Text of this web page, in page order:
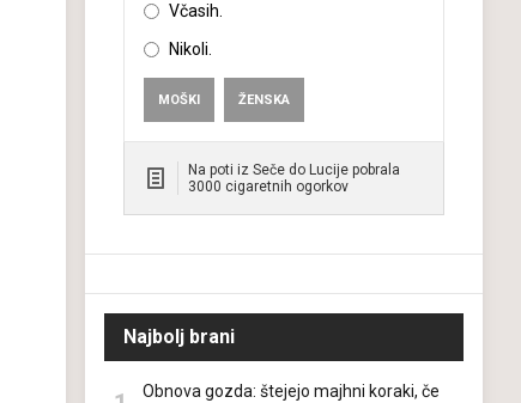
Včasih.
Nikoli.
MOŠKI ŽENSKA
Na poti iz Seče do Lucije pobrala
3000 cigaretnih ogorkov
Najbolj brani
Obnova gozda: štejejo majhni koraki, če